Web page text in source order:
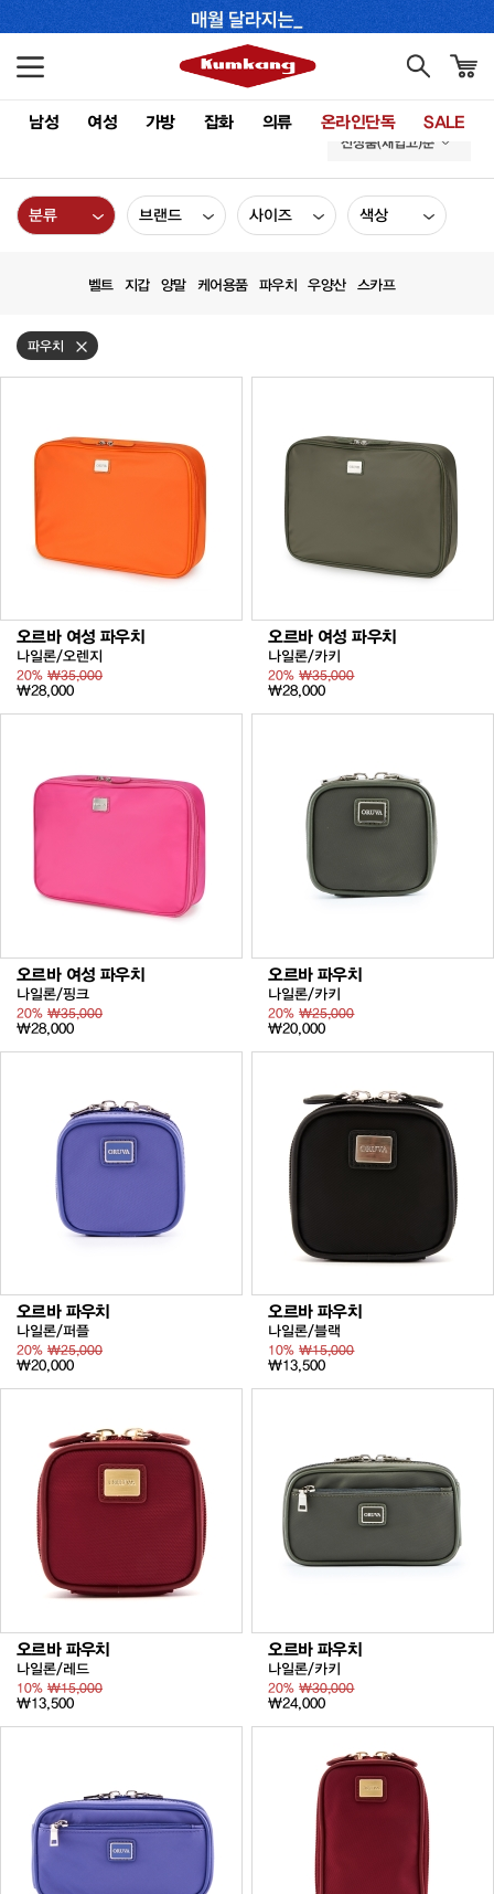
남성 여성 가방 잡화 의류 온라인단독 SALE
신상품(재입고)순
분류 브랜드 사이즈 색상
벨트 지갑 양말 케어용품 파우치 우양산 스카프
파우치
오르바 여성 파우치
나일론/오렌지
20% ₩35,000
₩28,000
오르바 여성 파우치
나일론/카키
20%₩35,000
₩28,000
오르바 여성 파우치
나일론/핑크
20% ₩35,000
₩28,000
오르바 파우치
나일론/카키
20%₩25,000
₩20,000
오르바 파우치
나일론/퍼플
20% ₩25,000
₩20,000
오르바 파우치
나일론/블랙
10%₩15,000
₩13,500
오르바 파우치
나일론/레드
10% ₩15,000
₩13,500
오르바 파우치
나일론/카키
20%₩30,000
₩24,000